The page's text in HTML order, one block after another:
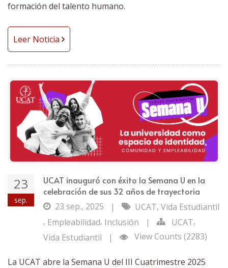
formación del talento humano.
Leer Noticia
23
sep.
UCAT inauguró con éxito la Semana U en la
celebración de sus 32 años de trayectoria
23 sep., 2025
| UCAT, Vida Estudiantil
, Empleabilidad, Inclusión | UCAT,
Vida Estudiantil
| View Counts (2283)
La UCAT abre la Semana U del III Cuatrimestre 2025